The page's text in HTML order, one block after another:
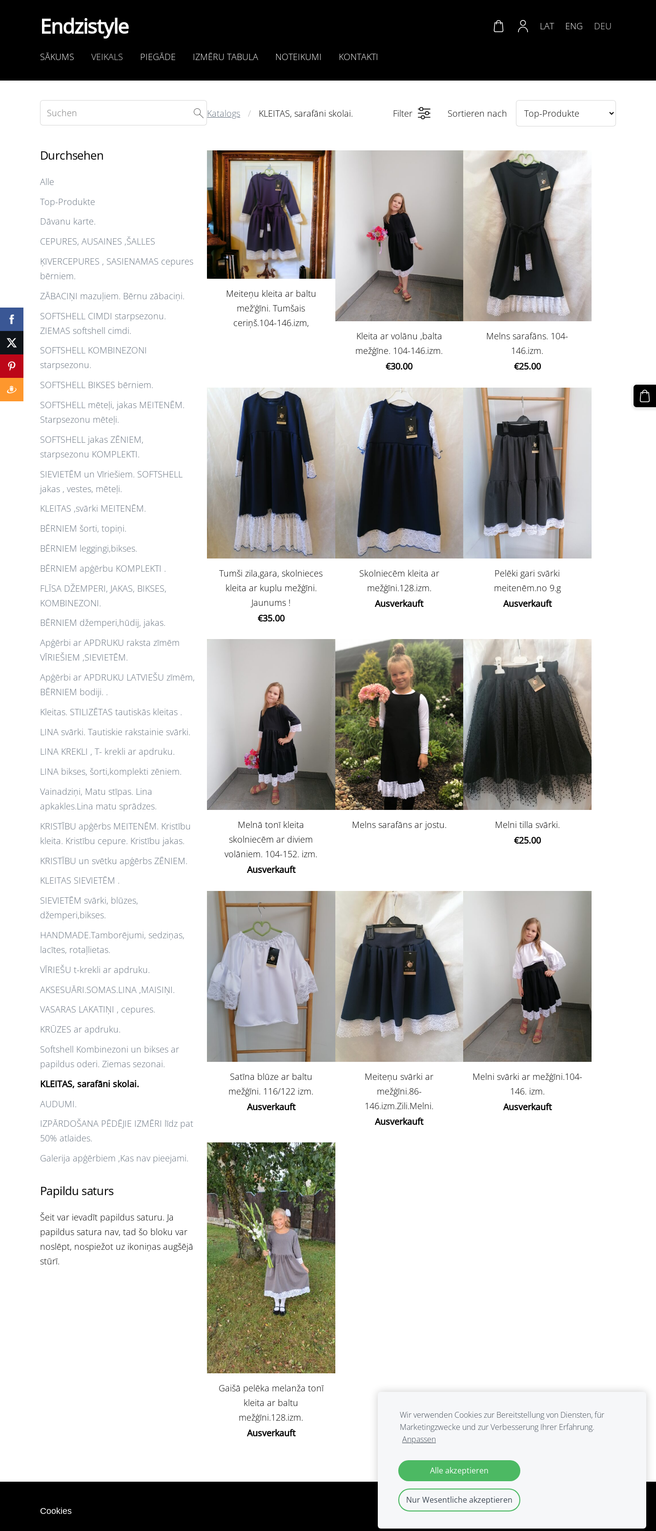
Endzistyle
SĀKUMS VEIKALS PIEGĀDE IZMĒRU TABULA NOTEIKUMI KONTAKTI
LAT ENG DEU
Durchsehen
Alle
Top-Produkte
Dāvanu karte.
CEPURES, AUSAINES ,ŠALLES
ĶIVERCEPURES , SASIENAMAS cepures
bērniem.
ZĀBACIŅI mazuļiem. Bērnu zābaciņi.
SOFTSHELL CIMDI starpsezonu.
ZIEMAS softshell cimdi.
SOFTSHELL KOMBINEZONI
starpsezonu.
SOFTSHELL BIKSES bērniem.
SOFTSHELL mēteļi, jakas MEITENĒM.
Starpsezonu mēteļi.
SOFTSHELL jakas ZĒNIEM,
starpsezonu KOMPLEKTI.
SIEVIETĒM un Vīriešiem. SOFTSHELL
jakas , vestes, mēteļi.
KLEITAS ,svārki MEITENĒM.
BĒRNIEM šorti, topiņi.
BĒRNIEM leggingi,bikses.
BĒRNIEM apģērbu KOMPLEKTI .
FLĪSA DŽEMPERI, JAKAS, BIKSES,
KOMBINEZONI.
BĒRNIEM džemperi,hūdij, jakas.
Apģērbi ar APDRUKU raksta zīmēm
VĪRIEŠIEM ,SIEVIETĒM.
Apģērbi ar APDRUKU LATVIEŠU zīmēm,
BĒRNIEM bodiji. .
Kleitas. STILIZĒTAS tautiskās kleitas .
LINA svārki. Tautiskie rakstainie svārki.
LINA KREKLI , T- krekli ar apdruku.
LINA bikses, šorti,komplekti zēniem.
Vainadziņi, Matu stīpas. Lina
apkakles.Lina matu sprādzes.
KRISTĪBU apģērbs MEITENĒM. Kristību
kleita. Kristību cepure. Kristību jakas.
KRISTĪBU un svētku apģērbs ZĒNIEM.
KLEITAS SIEVIETĒM .
SIEVIETĒM svārki, blūzes,
džemperi,bikses.
HANDMADE.Tamborējumi, sedziņas,
lacītes, rotaļlietas.
VĪRIEŠU t-krekli ar apdruku.
AKSESUĀRI.SOMAS.LINA ,MAISIŅI.
VASARAS LAKATIŅI , cepures.
KRŪZES ar apdruku.
Softshell Kombinezoni un bikses ar
papildus oderi. Ziemas sezonai.
KLEITAS, sarafāni skolai.
AUDUMI.
IZPĀRDOŠANA PĒDĒJIE IZMĒRI līdz pat
50% atlaides.
Galerija apģērbiem ,Kas nav pieejami.
Papildu saturs
Šeit var ievadīt papildus saturu. Ja
papildus satura nav, tad šo bloku var
noslēpt, nospiežot uz ikoniņas augšējā
stūrī.
Katalogs KLEITAS, sarafāni skolai. Filter Sortieren nach
Meiteņu kleita ar baltu
mež'ģīni. Tumšais
ceriņš.104-146.izm,
Kleita ar volānu ,balta
mežģīne. 104-146.izm.
€30.00
Melns sarafāns. 104-
146.izm.
€25.00
Tumši zila,gara, skolnieces
kleita ar kuplu mežģīni.
Jaunums !
€35.00
Skolniecēm kleita ar
mežģīni.128.izm.
Ausverkauft
Pelēki gari svārki
meitenēm.no 9.g
Ausverkauft
Melnā tonī kleita
skolniecēm ar diviem
volāniem. 104-152. izm.
Ausverkauft
Melns sarafāns ar jostu.
Melni tilla svārki.
€25.00
Satīna blūze ar baltu
mežģīni. 116/122 izm.
Ausverkauft
Meiteņu svārki ar
mežģīni.86-
146.izm.Zili.Melni.
Ausverkauft
Melni svārki ar mežģīni.104-
146. izm.
Ausverkauft
Gaišā pelēka melanža tonī
kleita ar baltu
mežģīni.128.izm.
Ausverkauft
Cookies
Wir verwenden Cookies zur Bereitstellung von Diensten, für
Marketingzwecke und zur Verbesserung Ihrer Erfahrung.
Anpassen
Alle akzeptieren
Nur Wesentliche akzeptieren